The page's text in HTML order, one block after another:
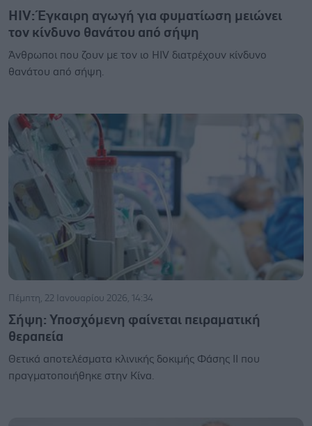
HIV: Έγκαιρη αγωγή για φυματίωση μειώνει
τον κίνδυνο θανάτου από σήψη
Άνθρωποι που ζουν με τον ιο HIV διατρέχουν κίνδυνο
θανάτου από σήψη.
Πέμπτη, 22 Ιανουαρίου 2026, 14:34
Σήψη: Υποσχόμενη φαίνεται πειραματική
θεραπεία
Θετικά αποτελέσματα κλινικής δοκιμής Φάσης II που
πραγματοποιήθηκε στην Κίνα.